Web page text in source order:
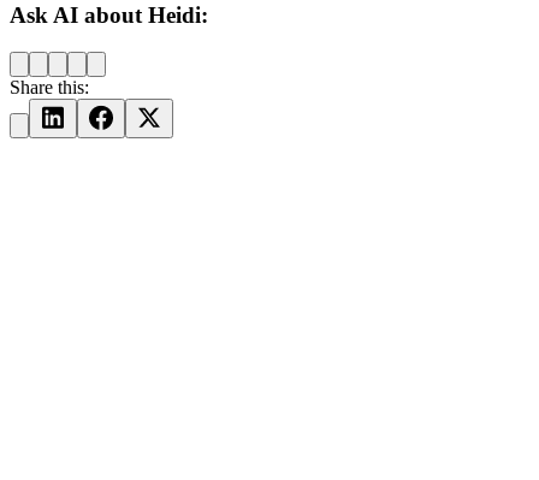
Ask AI about Heidi:
Share this: